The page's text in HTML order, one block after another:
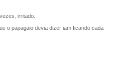
irritado.
o papagaio devia dizer iam ficando cada